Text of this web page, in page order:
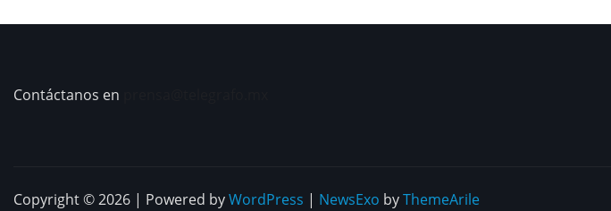
Contáctanos en
Copyright © 2026 | Powered byWordPress | NewsExo byThemeArile